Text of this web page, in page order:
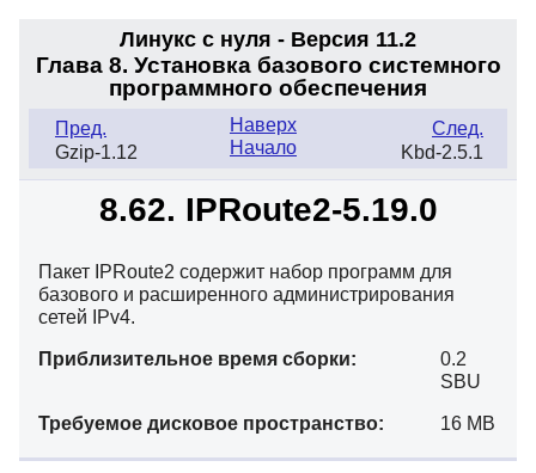
Линукс с нуля - Версия 11.2
Глава 8. Установка базового системного
программного обеспечения
Пред.
Gzip-1.12
След.
Kbd-2.5.1
Наверх
Начало
8.62. IPRoute2-5.19.0
Пакет IPRoute2 содержит набор программ для
базового и расширенного администрирования
сетей IPv4.
Приблизительное время сборки:
0.2
SBU
Требуемое дисковое пространство: 16 MB